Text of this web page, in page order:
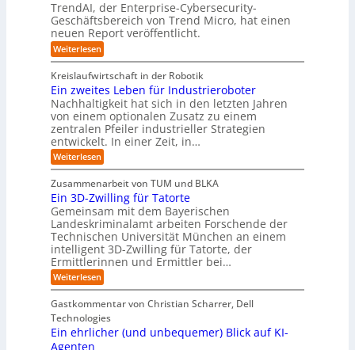
e
n
z
u
r
ü
c
k
s
e
h
n
t
s
s
E
c
s
y
s
t
m
v
n
F
o
r
m
w
a
y
b
e
i
w
e
i
t
r
u
e
n
g
e
g
n
ü
b
e
r
n
h
t
-
e
u
r
o
p
i
s
c
h
e
n
e
r
w
e
i
t
e
t
A
u
s
t
e
l
l
u
n
g
s
f
ä
c
h
s
t
r
i
a
l
A
I
i
n
S
P
:
W
i
e
s
a
u
b
e
r
e
D
a
e
n
K
I
TrendAI, der Enterprise-Cybersecurity-
Geschäftsbereich von Trend Micro, hat einen
neuen Report veröffentlicht.
Weiterlesen:
T
e
n
d
A
-
R
e
p
o
t
:
S
i
n
k
e
n
d
e
C
y
Kreislaufwirtschaft in der Robotik
Ein zweites Leben für Industrieroboter
Nachhaltigkeit hat sich in den letzten Jahren
von einem optionalen Zusatz zu einem
zentralen Pfeiler industrieller Strategien
entwickelt. In einer Zeit, in…
Weiterlesen:
E
n
z
w
e
i
t
e
s
L
e
b
e
n
f
Zusammenarbeit von TUM und BLKA
Ein 3D-Zwilling für Tatorte
Gemeinsam mit dem Bayerischen
Landeskriminalamt arbeiten Forschende der
Technischen Universität München an einem
intelligent 3D-Zwilling für Tatorte, der
Ermittlerinnen und Ermittler bei…
Weiterlesen:
E
n
3
D
Gastkommentar von Christian Scharrer, Dell
Technologies
Ein ehrlicher (und unbequemer) Blick auf KI-
Agenten